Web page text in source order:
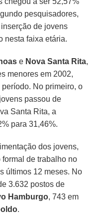
pesquisadores,
de jovens
nesta faixa etária.
e Nova Santa Rita,
menores em 2002,
No primeiro, o
passou de
Santa Rita, a
para 31,46%.
dos jovens,
de trabalho no
últimos 12 meses. No
3.632 postos de
Hamburgo, 743 em
.